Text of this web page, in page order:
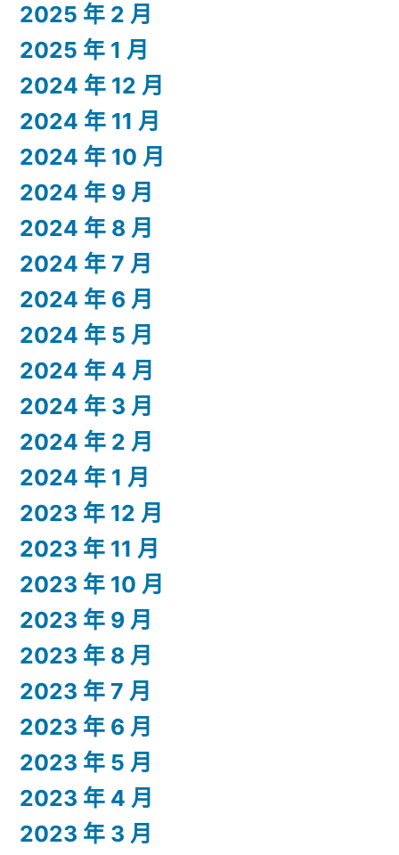
2025 年 2 月
2025 年 1 月
2024 年 12 月
2024 年 11 月
2024 年 10 月
2024 年 9 月
2024 年 8 月
2024 年 7 月
2024 年 6 月
2024 年 5 月
2024 年 4 月
2024 年 3 月
2024 年 2 月
2024 年 1 月
2023 年 12 月
2023 年 11 月
2023 年 10 月
2023 年 9 月
2023 年 8 月
2023 年 7 月
2023 年 6 月
2023 年 5 月
2023 年 4 月
2023 年 3 月